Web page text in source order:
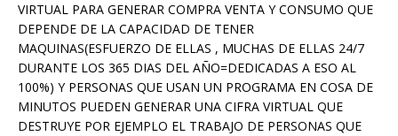
VIRTUAL PARA GENERAR COMPRA VENTA Y CONSUMO QUE
DEPENDE DE LA CAPACIDAD DE TENER
MAQUINAS(ESFUERZO DE ELLAS , MUCHAS DE ELLAS 24/7
DURANTE LOS 365 DIAS DEL AÑO=DEDICADAS A ESO AL
100%) Y PERSONAS QUE USAN UN PROGRAMA EN COSA DE
MINUTOS PUEDEN GENERAR UNA CIFRA VIRTUAL QUE
DESTRUYE POR EJEMPLO EL TRABAJO DE PERSONAS QUE